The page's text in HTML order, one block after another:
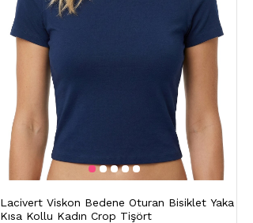
Lacivert Viskon Bedene Oturan Bisiklet Yaka
Kısa Kollu Kadın Crop Tişört